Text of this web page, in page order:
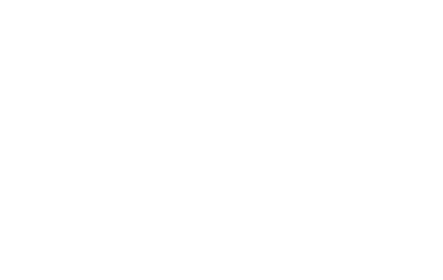
In den Dörfern wird viel im Holzofen